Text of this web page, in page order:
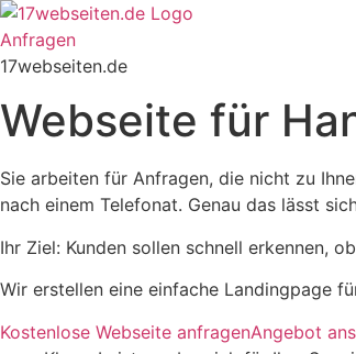
Zum
Inhalt
springen
Anfragen
17webseiten.de
Webseite für
Sie arbeiten für Anfragen, die nicht zu
nach einem Telefonat. Genau das lässt
Ihr Ziel: Kunden sollen schnell erkennen,
Wir erstellen eine einfache Landingpage
Kostenlose Webseite anfragenAngebot